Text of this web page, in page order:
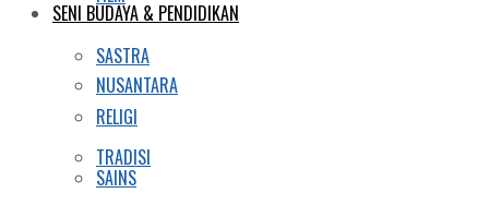
SASTRA
RELIGI
SAINS
SENI BUDAYA & PENDIDIKAN
NUSANTARA
TRADISI